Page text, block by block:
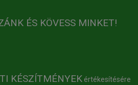
ÉS KÖVESS MINKET!
KÉSZÍTMÉNYEK értékesítésére